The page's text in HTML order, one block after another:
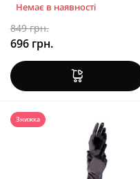
Немає в наявності
849 грн.
696 грн.
Знижка